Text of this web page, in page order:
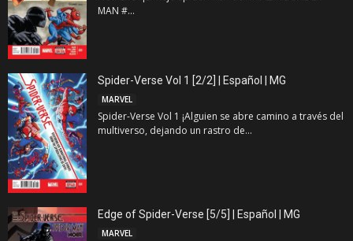
MAN #...
Spider-Verse Vol 1 [2/2] | Español | MG
MARVEL
Spider-Verse Vol 1 ¡Alguien se abre camino a través del
multiverso, dejando un rastro de...
Edge of Spider-Verse [5/5] | Español | MG
MARVEL